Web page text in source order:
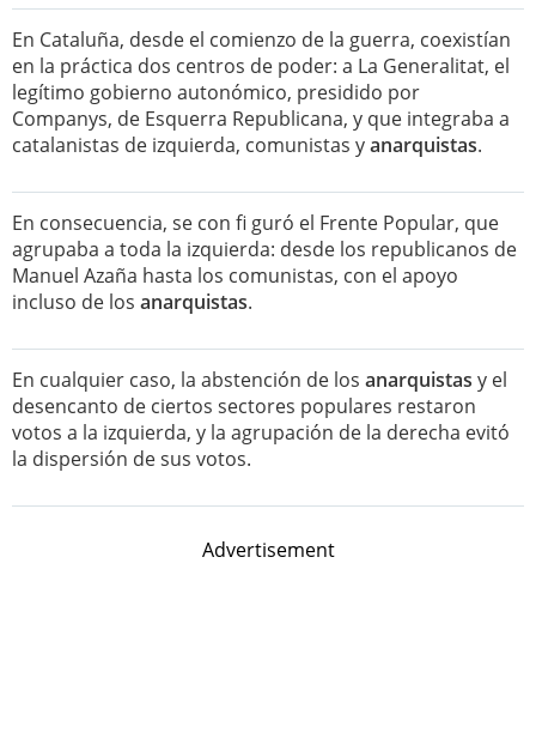
En Cataluña, desde el comienzo de la guerra, coexistían
en la práctica dos centros de poder: a La Generalitat, el
legítimo gobierno autonómico, presidido por
Companys, de Esquerra Republicana, y que integraba a
catalanistas de izquierda, comunistas yanarquistas.
En consecuencia, se con fi guró el Frente Popular, que
agrupaba a toda la izquierda: desde los republicanos de
Manuel Azaña hasta los comunistas, con el apoyo
incluso de los anarquistas.
En cualquier caso, la abstención de los anarquistas y el
desencanto de ciertos sectores populares restaron
votos a la izquierda, y la agrupación de la derecha evitó
la dispersión de sus votos.
Advertisement